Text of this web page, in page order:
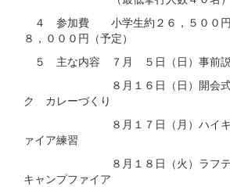
４ 参加費 小学生約２６，５００
８，０００円（予定）
５ 主な内容 ７月 ５日（日）事前
８月１６日（日）開会式
ク カレーづくり
８月１７日（月）ハイキン
ァイア練習
８月１８日（火）ラフティ
キャンプファイア